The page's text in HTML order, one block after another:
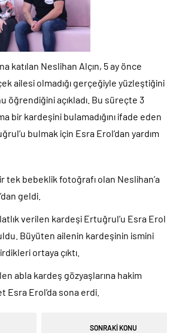
katılan Neslihan Alçın, 5 ay önce
ailesi olmadığı gerçeğiyle yüzleştiğini
öğrendiğini açıkladı. Bu süreçte 3
bir kardeşini bulamadığını ifade eden
bulmak için Esra Erol’dan yardım
tek bebeklik fotoğrafı olan Neslihan’a
geldi.
verilen kardeşi Ertuğrul’u Esra Erol
Büyüten ailenin kardeşinin ismini
ortaya çıktı.
abla kardeş gözyaşlarına hakim
Esra Erol’da sona erdi.
SONRAKİ KONU